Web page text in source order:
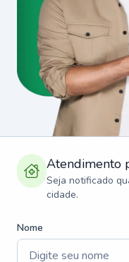
Atendimento
Seja notificado
cidade.
Nome